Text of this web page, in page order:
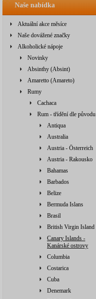
Naše nabídka
Aktuální akce měsíce
Naše dovážené značky
Alkoholické nápoje
Novinky
Absinthy (Absint)
Amaretto (Amareto)
Rumy
Cachaca
Rum - třídění dle původu
Antiqua
Australia
Austria - Österreich
Austria - Rakousko
Bahamas
Barbados
Belize
Bermuda Islans
Brasil
British Virgin Island
Canary Islands -
Kanárské ostrovy
Columbia
Costarica
Cuba
Denemark